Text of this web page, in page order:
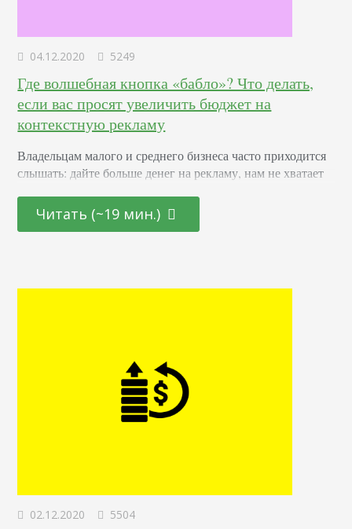
04.12.2020 5249
Где волшебная кнопка «бабло»? Что делать,
если вас просят увеличить бюджет на
контекстную рекламу
Владельцам малого и среднего бизнеса часто приходится
слышать: дайте больше денег на рекламу, нам не хватает
бюджетами можно вообще рекламу в Google Ads даже не
пробовать. Даже в хорошие времена выделение
Читать (~19 мин.)
02.12.2020 5504